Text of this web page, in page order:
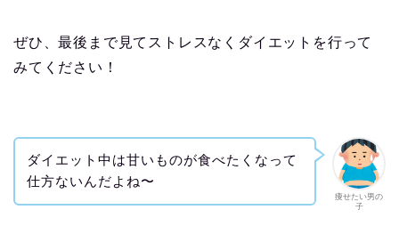
ぜひ、最後まで見てストレスなくダイエットを行って
みてください！
痩せたい男の
子
ダイエット中は甘いものが食べたくなって
仕方ないんだよね〜